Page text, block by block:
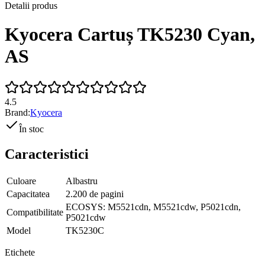
Detalii produs
Kyocera Cartuș TK5230 Cyan,
AS
4.5
Brand:Kyocera
În stoc
Caracteristici
Culoare
Albastru
Capacitatea
2.200 de pagini
Compatibilitate
ECOSYS: M5521cdn, M5521cdw, P5021cdn,
P5021cdw
Model
TK5230C
Etichete